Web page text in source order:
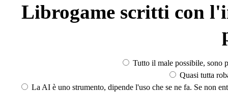
Librogame scritti con
Tutto il male possibile, sono
Quasi tutta
La AI è uno strumento, dipende l'uso che se ne fa. Se non